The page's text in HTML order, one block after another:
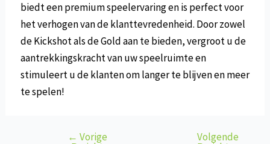
biedt een premium speelervaring en is perfect voor
het verhogen van de klanttevredenheid. Door zowel
de Kickshot als de Gold aan te bieden, vergroot u de
aantrekkingskracht van uw speelruimte en
stimuleert u de klanten om langer te blijven en meer
te spelen!
Bericht← Vorige Volgende